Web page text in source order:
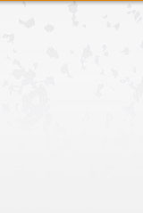
Zum Hauptmenue
Zum Seiteninhalt
Zum Warenkob